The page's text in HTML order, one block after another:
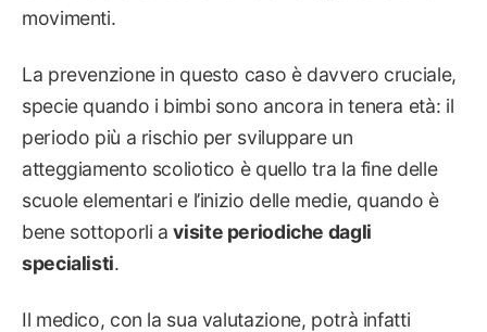
movimenti.
La prevenzione in questo caso è davvero cruciale,
specie quando i bimbi sono ancora in tenera età: il
periodo più a rischio per sviluppare un
atteggiamento scoliotico è quello tra la fine delle
scuole elementari e l’inizio delle medie, quando è
bene sottoporli avisite periodiche dagli
specialisti.
Il medico, con la sua valutazione, potrà infatti